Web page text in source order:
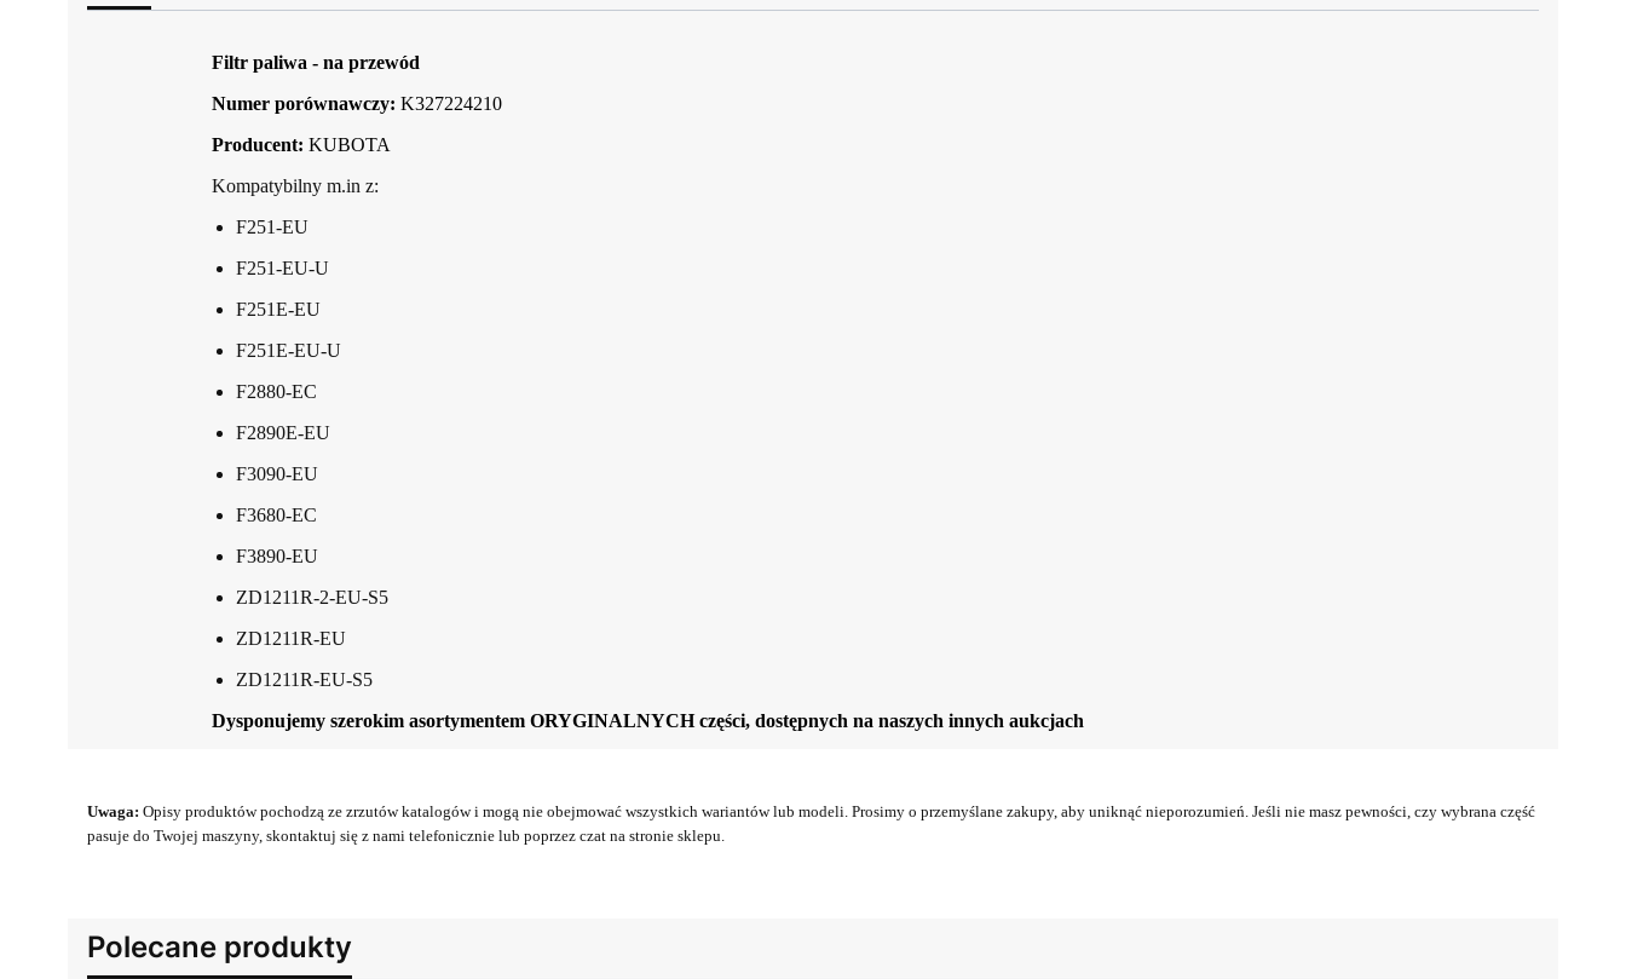
Filtr paliwa - na przewód
Numer porównawczy: K327224210
Producent: KUBOTA
Kompatybilny m.in z:
F251-EU
F251-EU-U
F251E-EU
F251E-EU-U
F2880-EC
F2890E-EU
F3090-EU
F3680-EC
F3890-EU
ZD1211R-2-EU-S5
ZD1211R-EU
ZD1211R-EU-S5
Dysponujemy szerokim asortymentem ORYGINALNYCH części, dostępnych na naszych innych aukcjach
Uwaga: Opisy produktów pochodzą ze zrzutów katalogów i mogą nie obejmować wszystkich wariantów lub modeli. Prosimy o przemyślane zakupy, aby uniknąć nieporozumień. Jeśli nie masz pewności, czy wybrana część
pasuje do Twojej maszyny, skontaktuj się z nami telefonicznie lub poprzez czat na stronie sklepu.
Polecane produkty